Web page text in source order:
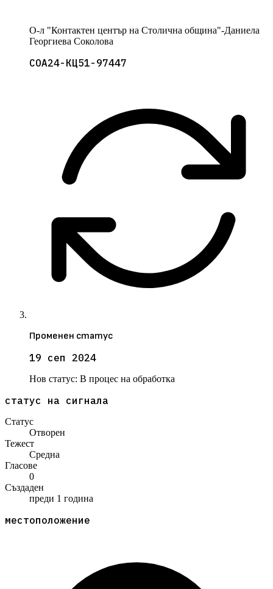
О-л "Контактен център на Столична община"-Даниела
Георгиева Соколова
СОА24-КЦ51-97447
Променен статус
19 сеп 2024
Нов статус: В процес на обработка
статус на сигнала
Статус
Отворен
Тежест
Средна
Гласове
0
Създаден
преди 1 година
местоположение